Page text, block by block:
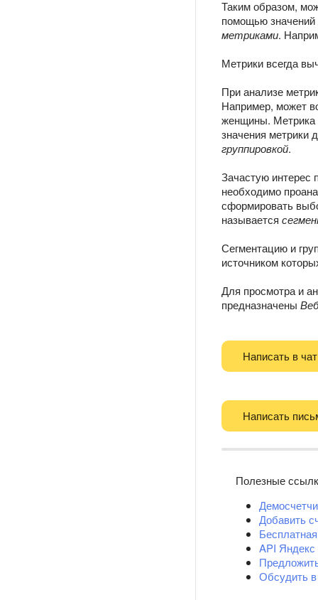
Таким образом,
помощью значений
метриками.
Метрики всегда
При анализе
Например, может
женщины. Метрика
значения метрики
группировкой.
Зачастую интерес
необходимо
сформировать
называется
Сегментацию и
источником
Для просмотра и
предназначены
Написать в чат
Написать
Полезные
Добавить
API
Обсудить